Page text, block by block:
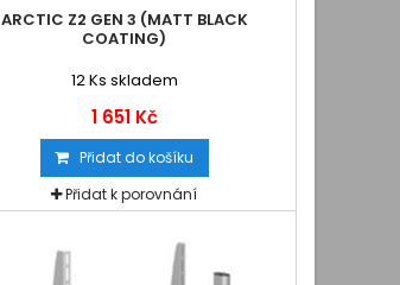
ARCTIC Z2 GEN 3 (MATT BLACK
COATING)
12Ks skladem
1 651 Kč
Přidat do košíku
Přidat k porovnání